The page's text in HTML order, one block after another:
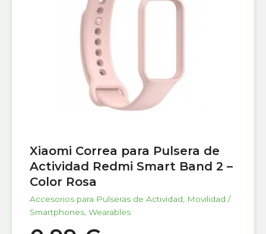
Xiaomi Correa para Pulsera de
Actividad Redmi Smart Band 2 –
Color Rosa
Accesorios para Pulseras de Actividad
Movilidad /
Smartphones Wearables